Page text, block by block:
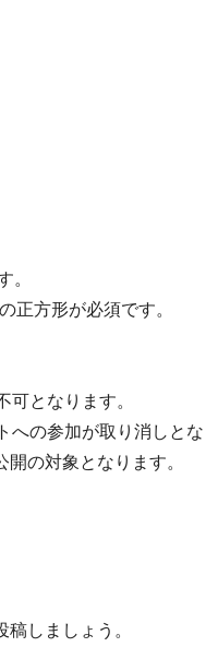
方形が必須です。
となります。
への参加が取り消しと
の対象となります。
しましょう。